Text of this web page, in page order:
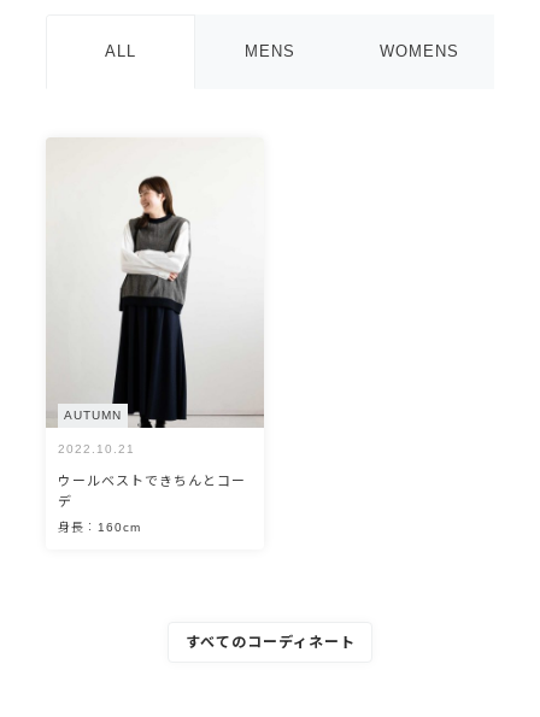
ALL MENS WOMENS
AUTUMN
2022.10.21
ウールベストできちんとコー
デ
身長：160cm
すべてのコーディネート